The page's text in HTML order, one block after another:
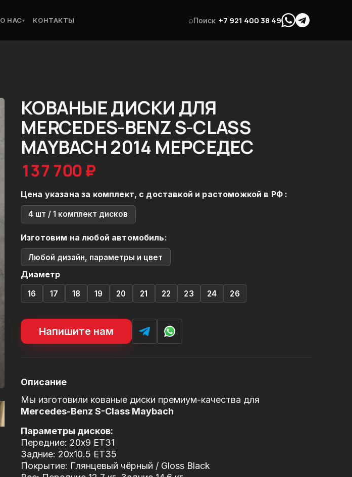
О НАС▾ КОНТАКТЫ ⌕Поиск +7 921 400 38 49
КОВАНЫЕ ДИСКИ ДЛЯ
MERCEDES-BENZ S-CLASS
MAYBACH 2014 МЕРСЕДЕС
137 700 ₽
Цена указана за комплект, с доставкой и растоможкой в РФ :
4 шт / 1 комплект дисков
Изготовим на любой автомобиль:
Любой дизайн, параметры и цвет
Диаметр
16 17 18 19 20 21 22 23 24 26
Напишите нам
Описание
Мы изготовили кованые диски премиум-качества для
Mercedes-Benz S-Class Maybach
Параметры дисков:
Передние: 20x9 ET31
Задние: 20x10.5 ET35
Покрытие: Глянцевый чёрный / Gloss Black